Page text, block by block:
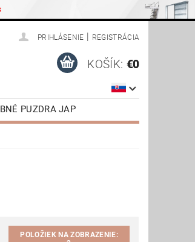
PRIHLÁSENIE REGISTRÁCIA
KOŠÍK: €0
PUZDRA JAP
POLOŽIEK NA ZOBRAZENIE: